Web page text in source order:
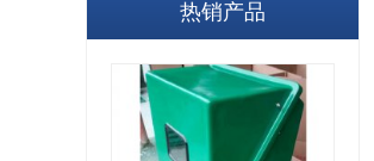
热销产品